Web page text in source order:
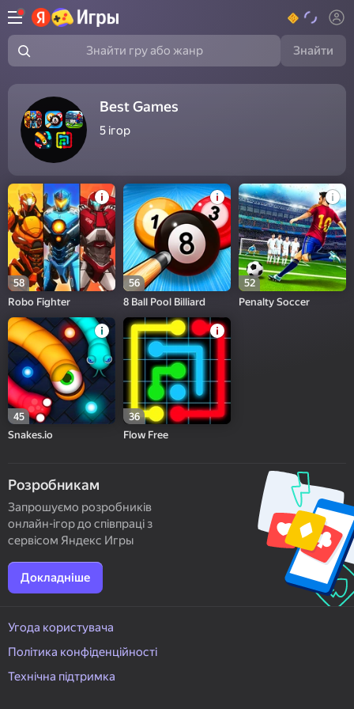
Знайти гру або жанр Знайти
Best Games
5 ігор
58
Robo Fighter
56
8 Ball Pool Billiard
52
Penalty Soccer
45
Snakes.io
36
Flow Free
Розробникам
Запрошуємо розробників
онлайн-ігор до співпраці з
сервісом Яндекс Игры
Докладніше
Угода користувача
Політика конфіденційності
Технічна підтримка